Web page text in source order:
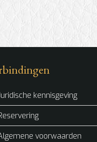
kennisgeving
voorwaarden